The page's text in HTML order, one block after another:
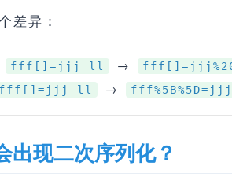
差异：
fff[]=jjj ll →
fff[]=jjj ll →
出现二次序列化？